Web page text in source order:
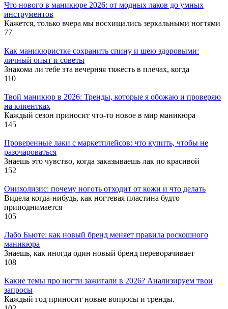
Что нового в маникюре 2026: от модных лаков до умных
инструментов
Кажется, только вчера мы восхищались зеркальными ногтями
77
Как маникюристке сохранить спину и шею здоровыми:
личный опыт и советы
Знакома ли тебе эта вечерняя тяжесть в плечах, когда
110
Твой маникюр в 2026: Тренды, которые я обожаю и проверяю
на клиентках
Каждый сезон приносит что-то новое в мир маникюра
145
Проверенные лаки с маркетплейсов: что купить, чтобы не
разочароваться
Знаешь это чувство, когда заказываешь лак по красивой
152
Онихолизис: почему ноготь отходит от кожи и что делать
Видела когда-нибудь, как ногтевая пластина будто
приподнимается
105
Лабо Бьюте: как новый бренд меняет правила роскошного
маникюра
Знаешь, как иногда один новый бренд переворачивает
108
Какие темы про ногти зажигали в 2026? Анализируем твои
запросы
Каждый год приносит новые вопросы и тренды.